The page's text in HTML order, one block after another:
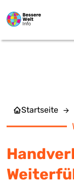
Startseite